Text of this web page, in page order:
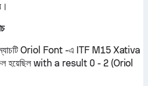
Oriol Font -এ ITF M15 Xativa
হয়েছিল with a result 0 - 2 (Oriol